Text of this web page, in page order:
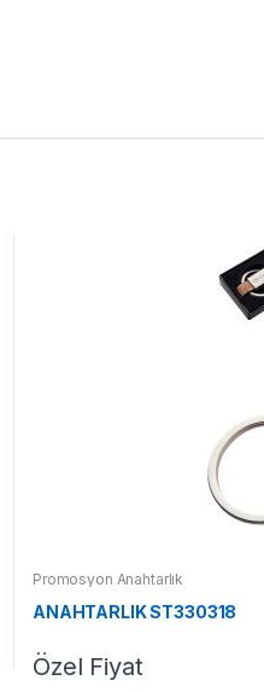
Promosyon Anahtarlık
ANAHTARLIK ST330318
Özel Fiyat